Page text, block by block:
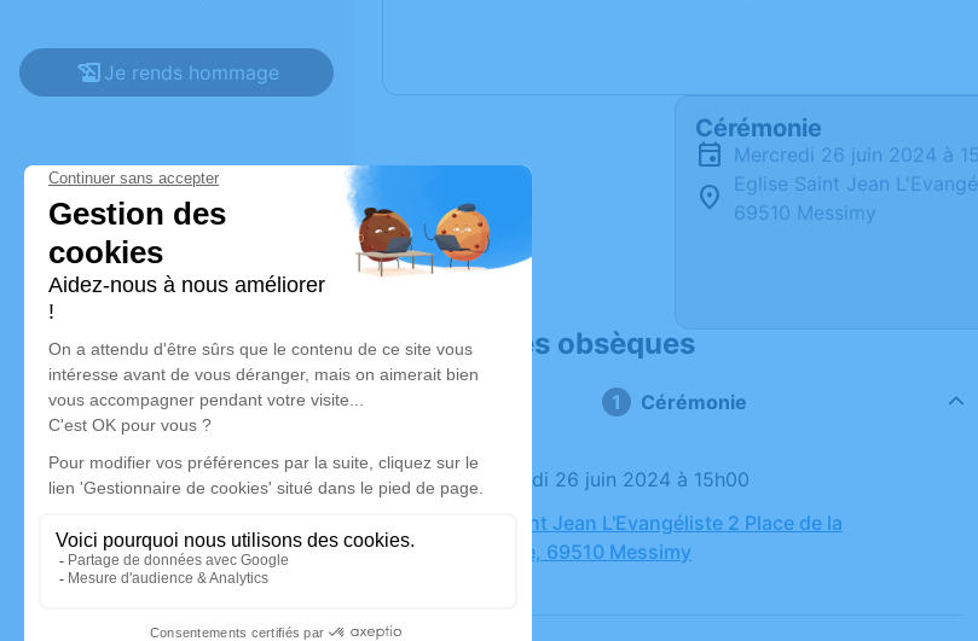
Je rends hommage
Cérémonie
mercredi 26 juin 2024 à
Eglise Saint Jean
69510 Messimy
Déroulé des obsèques
Cérémonie
Le mercredi 26 juin 2024 à 15h00
Eglise Saint Jean L'Evangéliste 2 Place de la
Barbotiere, 69510 Messimy